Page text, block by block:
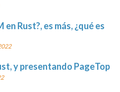
en Rust?, es más, ¿qué es
y presentando PageTop